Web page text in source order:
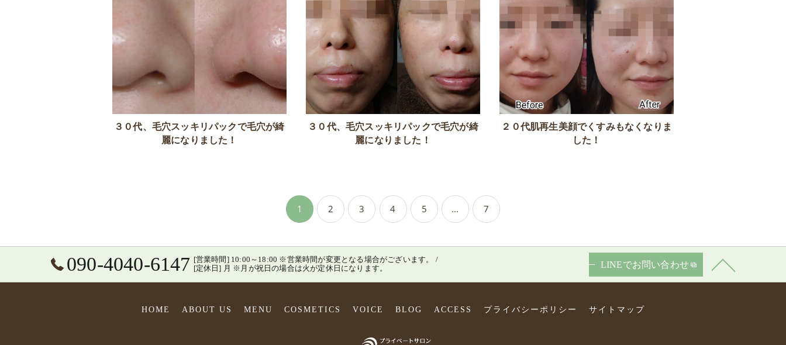
３０代、毛穴スッキリパックで毛穴が綺
麗になりました！
３０代、毛穴スッキリパックで毛穴が綺
麗になりました！
２０代肌再生美顔でくすみもなくなりま
した！
1 2 3 4 5 ... 7
090-4040-6147
[営業時間] 10:00～18:00 ※営業時間が変更となる場合がございます。 /
[定休日] 月 ※月が祝日の場合は火が定休日になります。
LINEでお問い合わせ
HOME ABOUT US MENU COSMETICS VOICE BLOG ACCESS プライバシーポリシー サイトマップ